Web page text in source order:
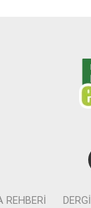
REHBERI DERGI